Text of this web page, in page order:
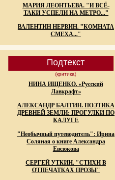
МАРИЯ ЛЕОНТЬЕВА. "И ВСЁ-
ТАКИ УСПЕЛИ НА МЕТРО..."
ВАЛЕНТИН НЕРВИН. "КОМНАТА
СМЕХА..."
Подтекст
(критика)
НИНА ИЩЕНКО. «Русский
Лавкрафт»
АЛЕКСАНДР БАЛТИН. ПОЭТИКА
ДРЕВНЕЙ ЗЕМЛИ: ПРОГУЛКИ ПО
КАЛУГЕ
"Необычный путеводитель": Ирина
Соляная о книге Александра
Евсюкова
СЕРГЕЙ УТКИН. "СТИХИ В
ОТПЕЧАТКАХ ПРОЗЫ"